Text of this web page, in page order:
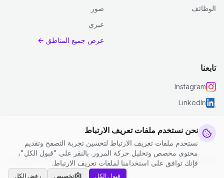
نحن نستخدم ملفات تعريف الارتباط
نستخدم ملفات تعريف الارتباط لتحسين تجربة التصفح وتقديم
محتوى مخصص وتحليل حركة المرور. بالنقر على "قبول الكل"،
فإنك توافق على استخدامنا لملفات تعريف الارتباط.
رفض الكل تخصيص قبول الكل
الوظائف
صور
عبري
عرض جميع المناطق ←
تابعنا
Instagram
LinkedIn
© 2026 جست كلين. جميع الحقوق محفوظة.
سياسة الخصوصية
الشروط والأحكام | إعدادات ملفات تعريف الارتباط